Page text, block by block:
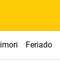
Feriado